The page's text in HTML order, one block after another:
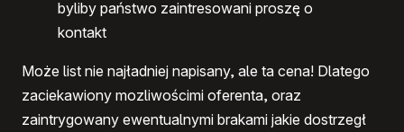
byliby państwo zaintresowani proszę o
kontakt
Może list nie najładniej napisany, ale ta cena! Dlatego
zaciekawiony mozliwościmi oferenta, oraz
zaintrygowany ewentualnymi brakami jakie dostrzegł